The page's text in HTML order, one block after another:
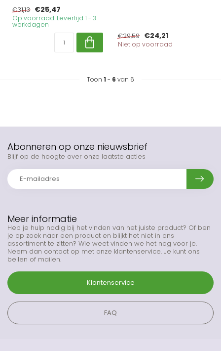
€31,13 €25,47
Op voorraad. Levertijd 1 - 3
werkdagen
€29,59 €24,21
Niet op voorraad
Toon 1 - 6 van 6
Meer informatie
Heb je hulp nodig bij het vinden van het juiste product? Of ben
je op zoek naar een product en blijkt het niet in ons
assortiment te zitten? Wie weet vinden we het nog voor je.
Neem dan contact op met onze klantenservice. Je kunt ons
bellen of mailen.
Klantenservice
FAQ
Abonneren op onze nieuwsbrief
Blijf op de hoogte over onze laatste acties